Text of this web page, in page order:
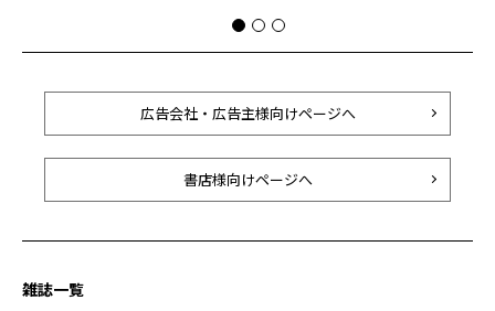
広告会社・広告主様向けページへ
書店様向けページへ
雑誌一覧